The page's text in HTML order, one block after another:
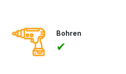
Bohren
✔